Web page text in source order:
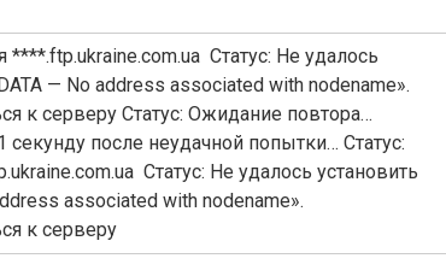
Статус: Не удалось
— No address associated with nodename».
к серверу Статус: Ожидание повтора…
после неудачной попытки… Статус:
Статус: Не удалось установить
associated with nodename».
к серверу